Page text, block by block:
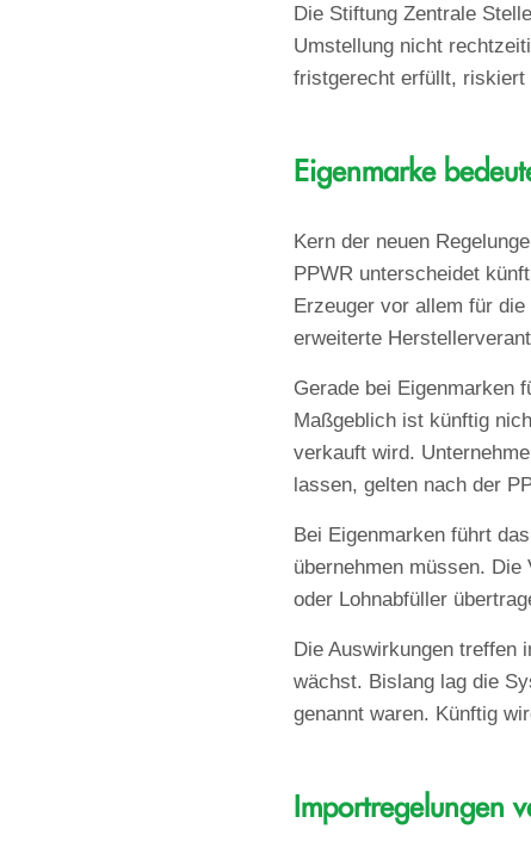
Die Stiftung Zentrale
Umstellung nicht
fristgerecht erfüllt, riskiert
Eigenmarke
Kern der neuen
PPWR unterscheidet
Erzeuger vor allem für
erweiterte
Gerade bei Eigenmarken
Maßgeblich ist künftig
verkauft wird.
lassen, gelten nach der
Bei Eigenmarken führt
übernehmen müssen.
oder Lohnabfüller
Die Auswirkungen treffen
wächst. Bislang lag die
genannt waren. Künftig
Importregelungen